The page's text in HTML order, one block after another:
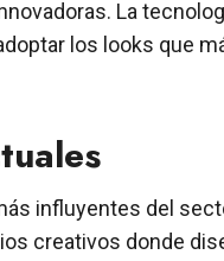
La
los looks que
influyentes del
creativos donde